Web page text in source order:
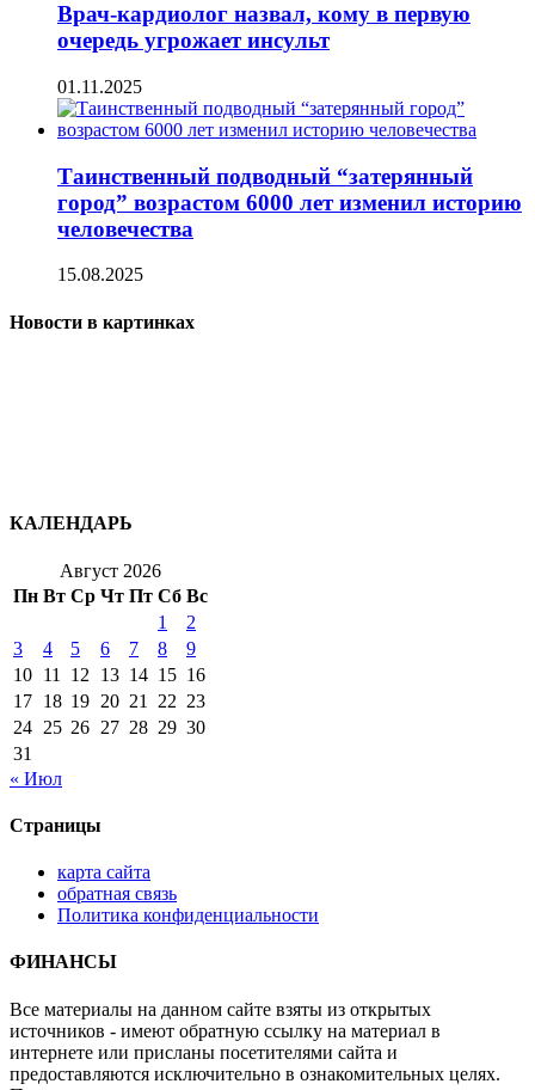
Врач-кардиолог назвал, кому в первую
очередь угрожает инсульт
01.11.2025
Таинственный подводный “затерянный
город” возрастом 6000 лет изменил историю
человечества
15.08.2025
Новости в картинках
КАЛЕНДАРЬ
Август 2026
Пн Вт Ср Чт Пт Сб Вс
1
2
3
4 5 6 7 8
9
10 11 12 13 14 15 16
17 18 19 20 21 22 23
24 25 26 27 28 29 30
31
« Июл
Страницы
карта сайта
обратная связь
Политика конфиденциальности
ФИНАНСЫ
Все материалы на данном сайте взяты из открытых
источников - имеют обратную ссылку на материал в
интернете или присланы посетителями сайта и
предоставляются исключительно в ознакомительных целях.